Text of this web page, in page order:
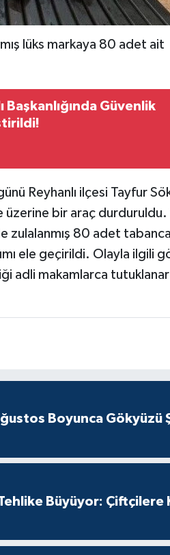
lüks markaya 80 adet ait
Başkanlığında Güvenlik
Reyhanlı ilçesi Tayfur
üzerine bir araç durduruldu.
zulalanmış 80 adet
ele geçirildi. Olayla ilgili
adli makamlarca
Boyunca Gökyüzü
Büyüyor: Çiftçilere